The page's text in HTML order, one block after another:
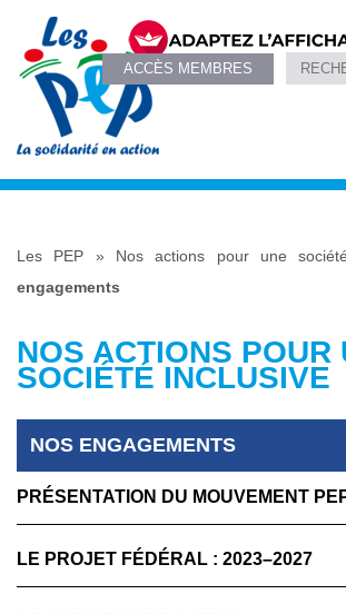
ACCÈS MEMBRES
Les PEP » Nos actions pour une
engagements
NOS ACTIONS POUR
SOCIÉTÉ INCLUSIVE
NOS ENGAGEMENTS
PRÉSENTATION DU MOUVEMENT
LE PROJET FÉDÉRAL : 2023–2027